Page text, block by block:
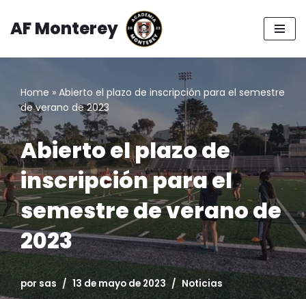
Saltar
AF Monterey
Home » Abierto el plazo de inscripción para el semestre
de verano de 2023
Abierto el plazo de
inscripción para el
semestre de verano de
2023
porsas 13 de mayo de 2023 Noticias